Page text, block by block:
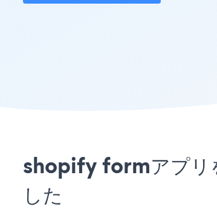
shopify formアプリ
した